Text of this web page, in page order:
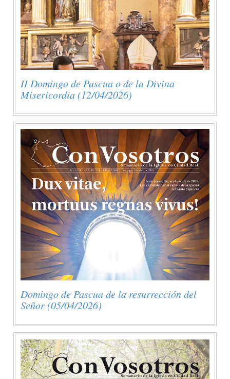
II Domingo de Pascua o de la Divina
Misericordia (12/04/2026)
Domingo de Pascua de la resurrección del
Señor (05/04/2026)